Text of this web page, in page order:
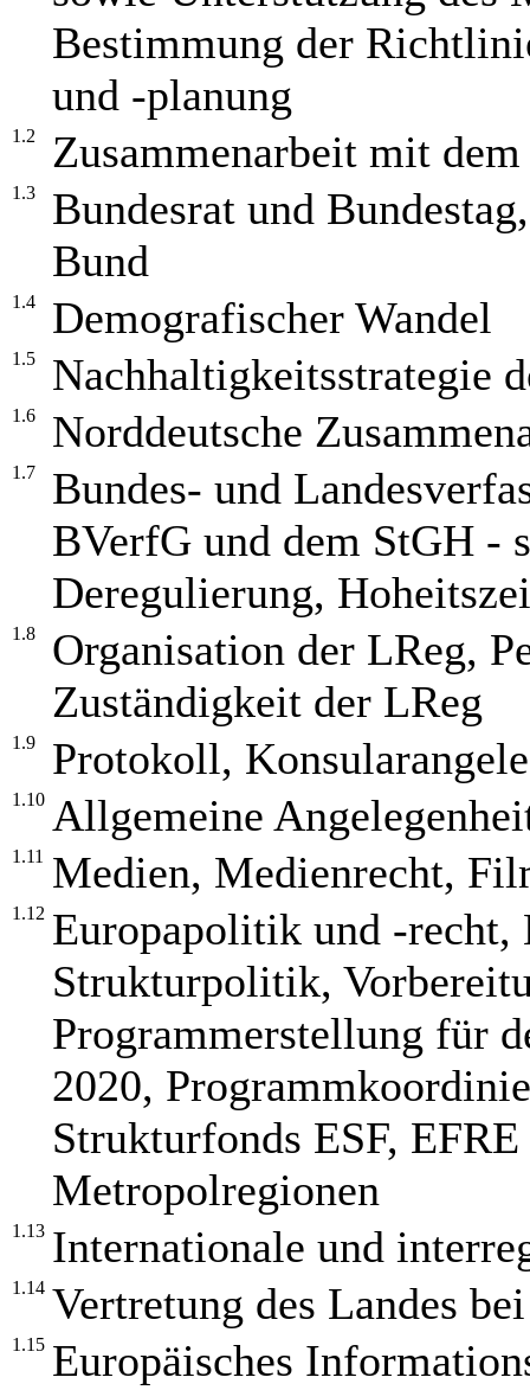
Bestimmung der
und -planung
1.2 Zusammenarbeit mit
1.3
Bundesrat und
Bund
1.4 Demografischer Wandel
1.5 Nachhaltigkeitsstrategie
1.6 Norddeutsche
1.7
Bundes- und
BVerfG und dem StGH -
Deregulierung,
1.8
Organisation der LReg,
Zuständigkeit der LReg
1.9 Protokoll,
1.10 Allgemeine
1.11 Medien, Medienrecht,
1.12 Europapolitik und -recht,
Strukturpolitik,
Programmerstellung für
2020,
Strukturfonds ESF,
Metropolregionen
1.13 Internationale und
1.14 Vertretung des Landes
1.15 Europäisches